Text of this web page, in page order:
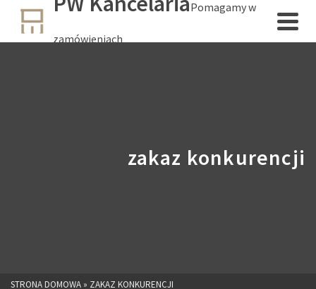
Pomagamy w
zamówieniach
zakaz konkurencji
STRONA DOMOWA » ZAKAZ KONKURENCJI